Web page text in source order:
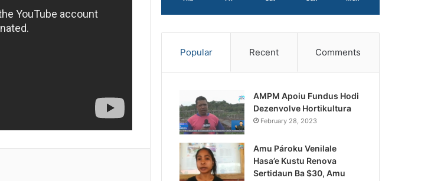
Popular Recent Comments
AMPM Apoiu Fundus Hodi
Dezenvolve Hortikultura
February 28, 2023
Amu Pároku Venilale
Hasa’e Kustu Renova
Sertidaun Ba $30, Amu